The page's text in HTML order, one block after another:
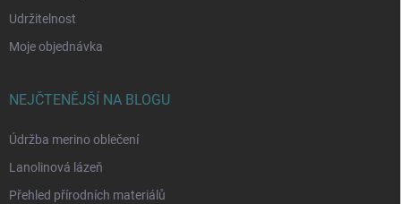
Udržitelnost
Moje objednávka
NEJČTENĚJŠÍ NA BLOGU
Údržba merino oblečení
Lanolinová lázeň
Přehled přírodních materiálů